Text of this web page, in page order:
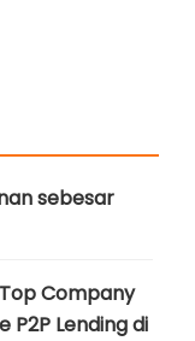
sebesar
Company
P2P Lending di